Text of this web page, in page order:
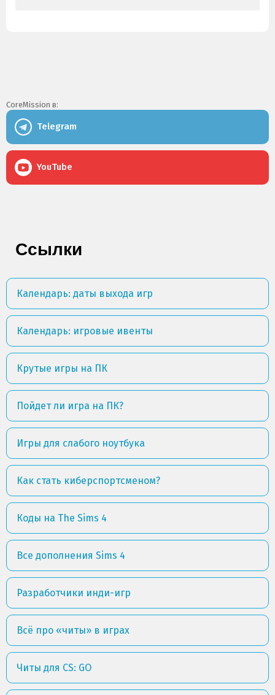
CoreMission в:
Telegram
YouTube
Ссылки
Календарь: даты выхода игр
Календарь: игровые ивенты
Крутые игры на ПК
Пойдет ли игра на ПК?
Игры для слабого ноутбука
Как стать киберспортсменом?
Коды на The Sims 4
Все дополнения Sims 4
Разработчики инди-игр
Всё про «читы» в играх
Читы для CS: GO